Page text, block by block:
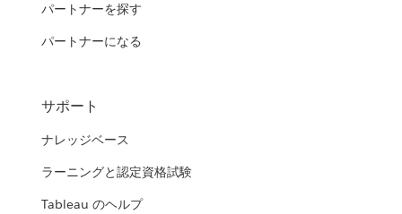
パートナーを探す
パートナーになる
サポート
ナレッジベース
ラーニングと認定資格試験
Tableau のヘルプ